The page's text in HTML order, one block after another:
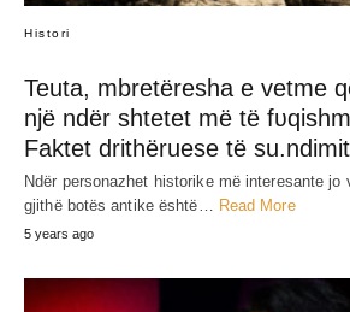
Histori
Teuta, mbretëresha e vetme
një ndër shtetet më të
Faktet drithëruese të
Ndër personazhet historike më interesante
gjithë botës antike është… Read More
5 years ago